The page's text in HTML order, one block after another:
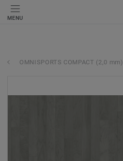
MENU
OMNISPORTS COMPACT (2,0 mm)